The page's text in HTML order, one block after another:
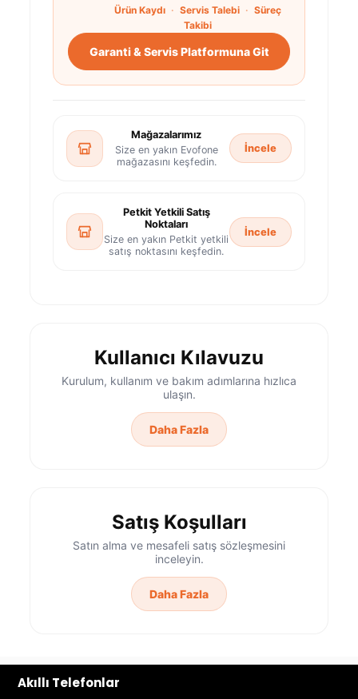
Ürün Kaydı · Servis Talebi · Süreç
Takibi
Garanti & Servis Platformuna Git
Mağazalarımız
Size en yakın Evofone
mağazasını keşfedin.
İncele
Petkit Yetkili Satış
Noktaları
Size en yakın Petkit yetkili
satış noktasını keşfedin.
İncele
Kullanıcı Kılavuzu
Kurulum, kullanım ve bakım adımlarına hızlıca
ulaşın.
Daha Fazla
Satış Koşulları
Satın alma ve mesafeli satış sözleşmesini
inceleyin.
Daha Fazla
Akıllı Telefonlar